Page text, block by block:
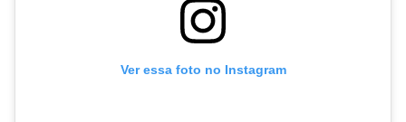
Ver essa foto no Instagram